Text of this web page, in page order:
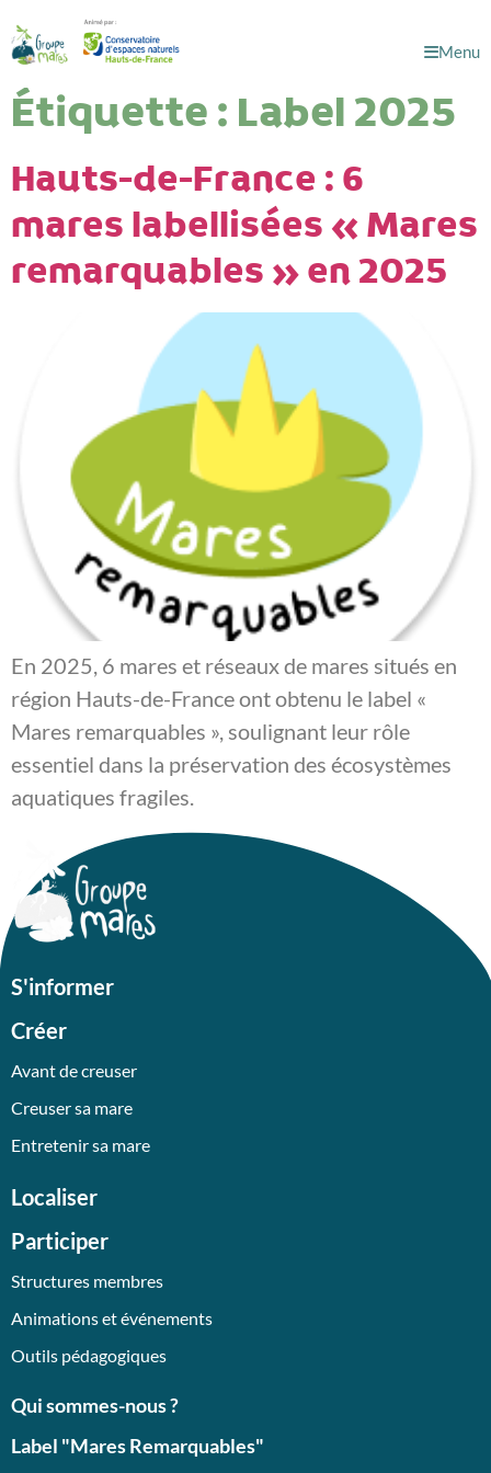
Menu
Étiquette :Label 2025
Hauts-de-France : 6
mares labellisées « Mares
remarquables » en 2025
En 2025, 6 mares et réseaux de mares situés en
région Hauts-de-France ont obtenu le label «
Mares remarquables », soulignant leur rôle
essentiel dans la préservation des écosystèmes
aquatiques fragiles.
S'informer
Créer
Avant de creuser
Creuser sa mare
Entretenir sa mare
Localiser
Participer
Structures membres
Animations et événements
Outils pédagogiques
Qui sommes-nous ?
Label "Mares Remarquables"